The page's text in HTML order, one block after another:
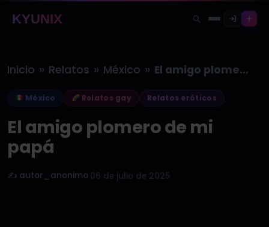
KYUNIX
Inicio » Relatos » México » El amigo plomero de mi papá
México Relatos gay Relatos eróticos
El amigo plomero de mi
papá
✍️ autor_anonimo 06 de julio de 2025